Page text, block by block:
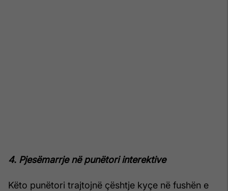
4. Pjesëmarrje në punëtori interektive
Këto punëtori trajtojnë çështje kyçe në fushën e